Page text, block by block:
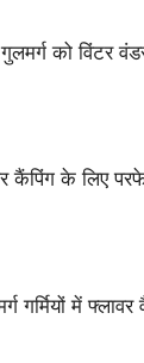
को विंटर
के लिए
में फ्लावर